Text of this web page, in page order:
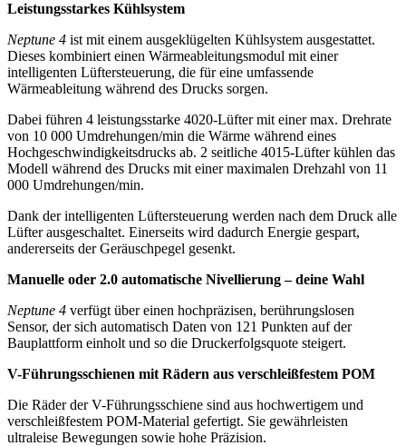
Leistungsstarkes Kühlsystem
Neptune 4 ist mit einem ausgeklügelten Kühlsystem ausgestattet.
Dieses kombiniert einen Wärmeableitungsmodul mit einer
intelligenten Lüftersteuerung, die für eine umfassende
Wärmeableitung während des Drucks sorgen.
Dabei führen 4 leistungsstarke 4020-Lüfter mit einer max. Drehrate
von 10 000 Umdrehungen/min die Wärme während eines
Hochgeschwindigkeitsdrucks ab. 2 seitliche 4015-Lüfter kühlen das
Modell während des Drucks mit einer maximalen Drehzahl von 11
000 Umdrehungen/min.
Dank der intelligenten Lüftersteuerung werden nach dem Druck alle
Lüfter ausgeschaltet. Einerseits wird dadurch Energie gespart,
andererseits der Geräuschpegel gesenkt.
Manuelle oder 2.0 automatische Nivellierung – deine Wahl
Neptune 4 verfügt über einen hochpräzisen, berührungslosen
Sensor, der sich automatisch Daten von 121 Punkten auf der
Bauplattform einholt und so die Druckerfolgsquote steigert.
V-Führungsschienen mit Rädern aus verschleißfestem POM
Die Räder der V-Führungsschiene sind aus hochwertigem und
verschleißfestem POM-Material gefertigt. Sie gewährleisten
ultraleise Bewegungen sowie hohe Präzision.